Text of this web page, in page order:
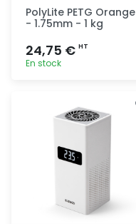
PolyLite PETG Orange
- 1.75mm - 1 kg
24,75 € HT
En stock
rapide